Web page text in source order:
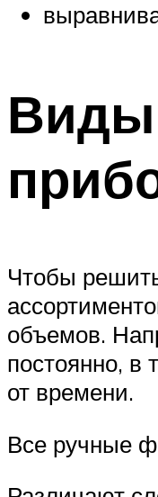
Виды
Чтобы
объемов.
постоянно, в
от времени.
Все ручные